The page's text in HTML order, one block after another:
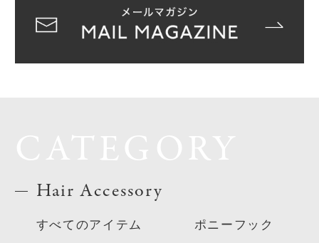
Hair Accessory
すべてのアイテム ポニーフック